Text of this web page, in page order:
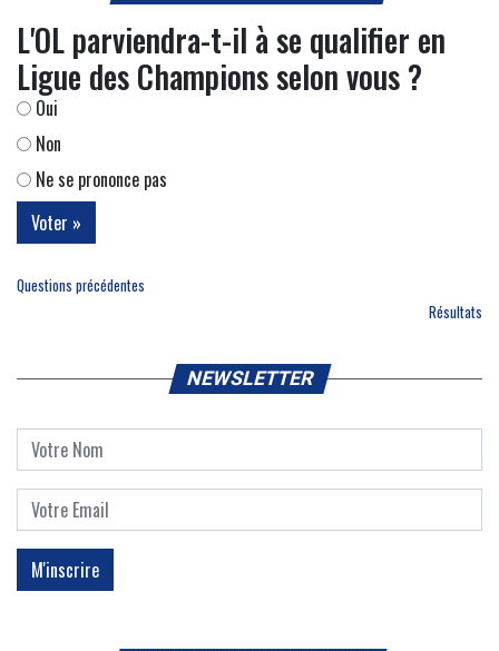
L'OL parviendra-t-il à se qualifier en
Ligue des Champions selon vous ?
Oui
Non
Ne se prononce pas
Questions précédentes
Résultats
NEWSLETTER